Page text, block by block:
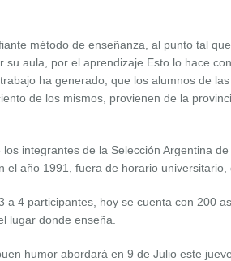
método de enseñanza, al punto tal
aula, por el aprendizaje Esto lo hace
ha generado, que los alumnos de
de los mismos, provienen de la
integrantes de la Selección Argentina
el año 1991, fuera de horario universitario,
a 4 participantes, hoy se cuenta con 200
lugar donde enseña.
humor abordará en 9 de Julio este